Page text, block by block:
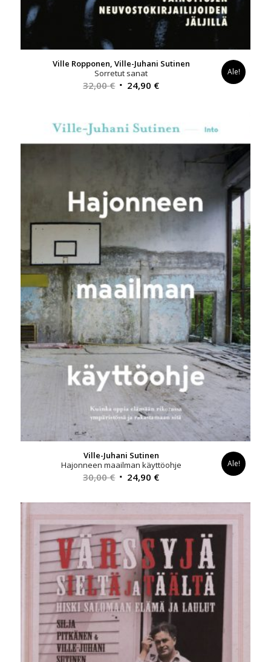
Ville Ropponen, Ville-Juhani Sutinen
Sorretut sanat
32,00€ Alkuperäinen
32,00 €.
24,90 €Nykyinen
24,90 €.
Ale!
Ville-Juhani Sutinen
Hajonneen maailman käyttöohje
30,00€ Alkuperäinen
oli:
30,00 €.
24,90 €Nykyinen
on:
24,90 €.
Ale!